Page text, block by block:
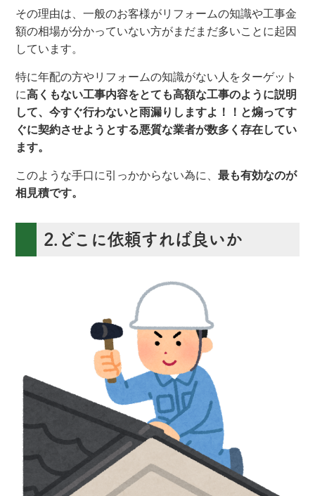
その理由は、一般のお客様がリフォームの知識や工事金
額の相場が分かっていない方がまだまだ多いことに起因
しています。
特に年配の方やリフォームの知識がない人をターゲット
に高くもない工事内容をとても高額な工事のように説明
して、今すぐ行わないと雨漏りしますよ！！と煽ってす
ぐに契約させようとする悪質な業者が数多く存在してい
ます。
このような手口に引っかからない為に、最も有効なのが
相見積です。
2.どこに依頼すれば良いか